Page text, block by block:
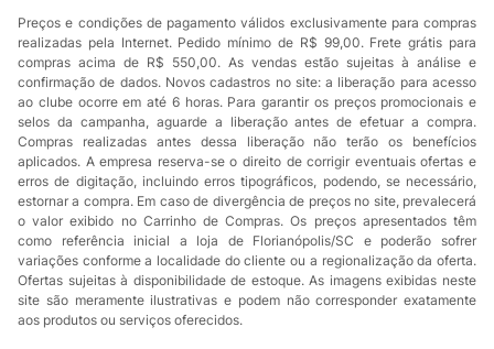
Preços e condições de pagamento válidos exclusivamente para compras
realizadas pela Internet. Pedido mínimo de R$ 99,00. Frete grátis para
compras acima de R$ 550,00. As vendas estão sujeitas à análise e
confirmação de dados. Novos cadastros no site: a liberação para acesso
ao clube ocorre em até 6 horas. Para garantir os preços promocionais e
selos da campanha, aguarde a liberação antes de efetuar a compra.
Compras realizadas antes dessa liberação não terão os benefícios
aplicados. A empresa reserva-se o direito de corrigir eventuais ofertas e
erros de digitação, incluindo erros tipográficos, podendo, se necessário,
estornar a compra. Em caso de divergência de preços no site, prevalecerá
o valor exibido no Carrinho de Compras. Os preços apresentados têm
como referência inicial a loja de Florianópolis/SC e poderão sofrer
variações conforme a localidade do cliente ou a regionalização da oferta.
Ofertas sujeitas à disponibilidade de estoque. As imagens exibidas neste
site são meramente ilustrativas e podem não corresponder exatamente
aos produtos ou serviços oferecidos.